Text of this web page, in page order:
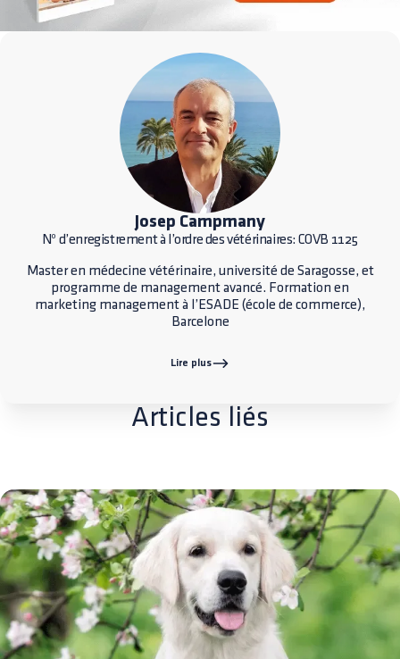
Josep Campmany
Nº d’enregistrement à l’ordre des vétérinaires: COVB 1125
Master en médecine vétérinaire, université de Saragosse, et
programme de management avancé. Formation en
marketing management à l’ESADE (école de commerce),
Barcelone
Lire plus
Articles liés